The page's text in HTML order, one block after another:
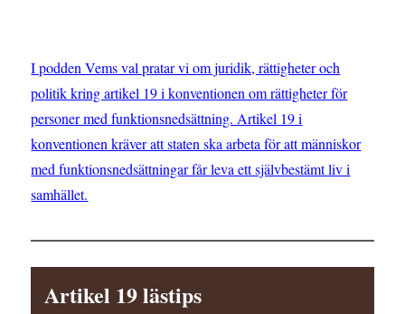
I podden Vems val pratar vi om juridik, rättigheter och
politik kring artikel 19 i konventionen om rättigheter för
personer med funktionsnedsättning. Artikel 19 i
konventionen kräver att staten ska arbeta för att människor
med funktionsnedsättningar får leva ett självbestämt liv i
samhället.
Artikel 19 lästips